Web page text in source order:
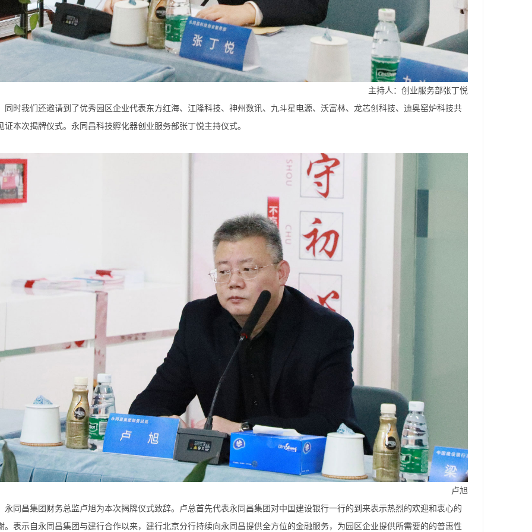
主持人：创业服务部张丁悦
同时我们还邀请到了优秀园区企业代表东方红海、江隆科技、神州数讯、九斗星电源、沃富林、龙芯创科技、迪奥窑炉科技共
证本次揭牌仪式。永同昌科技孵化器创业服务部张丁悦主持仪式。
卢旭
永同昌集团财务总监卢旭为本次揭牌仪式致辞。卢总首先代表永同昌集团对中国建设银行一行的到来表示热烈的欢迎和衷心的
。表示自永同昌集团与建行合作以来，建行北京分行持续向永同昌提供全方位的金融服务，为园区企业提供所需要的的普惠性